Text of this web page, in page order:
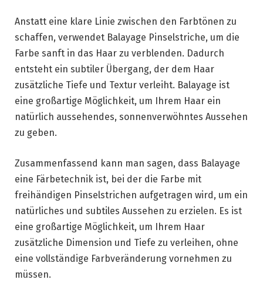
Anstatt eine klare Linie zwischen den Farbtönen zu
schaffen, verwendet Balayage Pinselstriche, um die
Farbe sanft in das Haar zu verblenden. Dadurch
entsteht ein subtiler Übergang, der dem Haar
zusätzliche Tiefe und Textur verleiht. Balayage ist
eine großartige Möglichkeit, um Ihrem Haar ein
natürlich aussehendes, sonnenverwöhntes Aussehen
zu geben.
Zusammenfassend kann man sagen, dass Balayage
eine Färbetechnik ist, bei der die Farbe mit
freihändigen Pinselstrichen aufgetragen wird, um ein
natürliches und subtiles Aussehen zu erzielen. Es ist
eine großartige Möglichkeit, um Ihrem Haar
zusätzliche Dimension und Tiefe zu verleihen, ohne
eine vollständige Farbveränderung vornehmen zu
müssen.